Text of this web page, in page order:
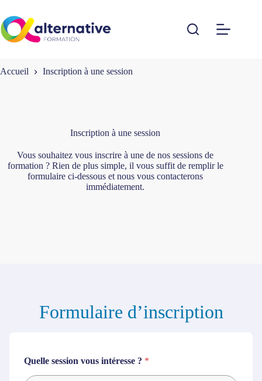
contenu
Accueil Inscription à une session
Inscription à une session
Vous souhaitez vous inscrire à une de nos sessions de
formation ? Rien de plus simple, il vous suffit de remplir le
formulaire ci-dessous et nous vous contacterons
immédiatement.
Formulaire d’inscription
Quelle session vous intéresse ? *